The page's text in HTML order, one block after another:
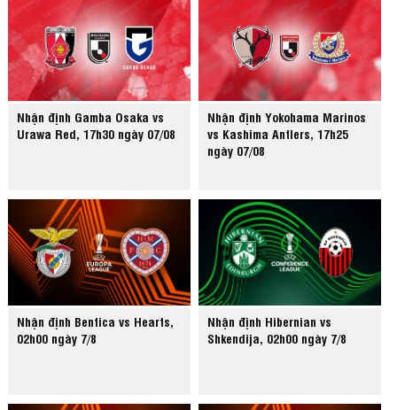
Nhận định Gamba Osaka vs
Urawa Red, 17h30 ngày 07/08
Nhận định Yokohama Marinos
vs Kashima Antlers, 17h25
ngày 07/08
Nhận định Benfica vs Hearts,
02h00 ngày 7/8
Nhận định Hibernian vs
Shkendija, 02h00 ngày 7/8